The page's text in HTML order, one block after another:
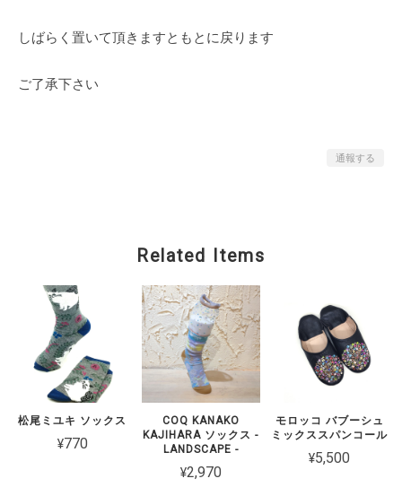
しばらく置いて頂きますともとに戻ります
ご了承下さい
通報する
Related Items
松尾ミユキ ソックス
¥770
COQ KANAKO
KAJIHARA ソックス -
LANDSCAPE -
¥2,970
モロッコ バブーシュ
ミックススパンコール
¥5,500